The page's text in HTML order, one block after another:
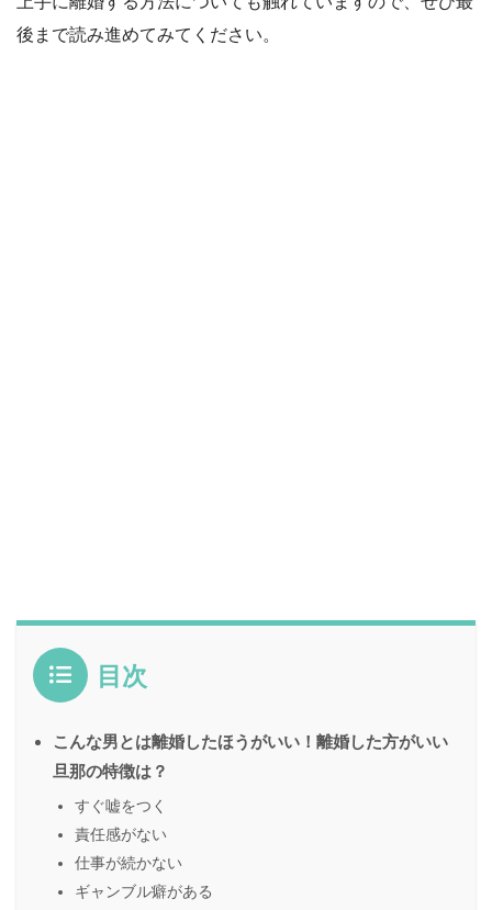
後まで読み進めてみてください。
目次
こんな男とは離婚したほうがいい！離婚した方がいい
旦那の特徴は？
すぐ嘘をつく
責任感がない
仕事が続かない
ギャンブル癖がある